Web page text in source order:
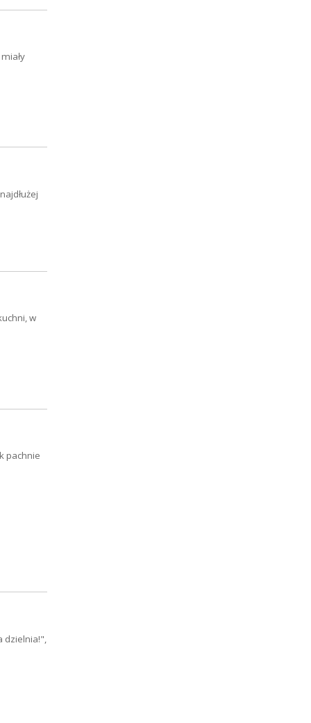
w
pachnie
dzielnia!",